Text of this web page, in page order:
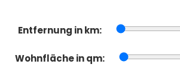
Entfernung in km:
Wohnfläche in qm: